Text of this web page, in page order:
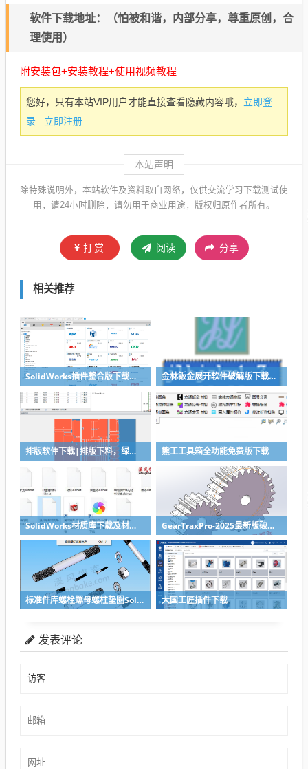
软件下载地址：（怕被和谐，内部分享，尊重原创，合
理使用）
附安装包+安装教程+使用视频教程
您好，只有本站VIP用户才能直接查看隐藏内容哦， 立即登
录
立即注册
本站声明
除特殊说明外，本站软件及资料取自网络，仅供交流学习下载测试使
用，请24小时删除，请勿用于商业用途，版权归原作者所有。
打赏 阅读 分享
相关推荐
SolidWorks插件整合版下载，适合各个版本SolidWorks 金林钣金展开软件破解版下载与安装使用教程
排版软件下载|排版下料，绿色免安装 熊工工具箱全功能免费版下载
SolidWorks材质库下载及材质库导入方法 GearTraxPro-2025最新版破解版下载，免注册免破解直接用SolidWorks齿轮/链轮/带轮插件
标准件库螺栓螺母螺柱垫圈SolidWorks标准件插件 大国工匠插件下载
发表评论